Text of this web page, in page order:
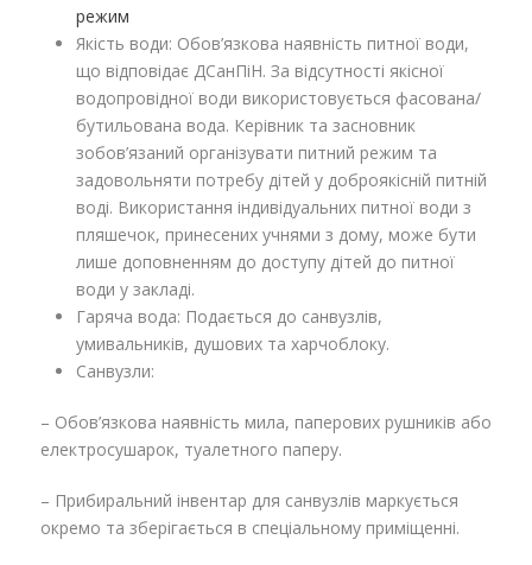
режим
Якість води: Обов’язкова наявність питної води,
що відповідає ДСанПіН. За відсутності якісної
водопровідної води використовується фасована/
бутильована вода. Керівник та засновник
зобов’язаний організувати питний режим та
задовольняти потребу дітей у доброякісній питній
воді. Використання індивідуальних питної води з
пляшечок, принесених учнями з дому, може бути
лише доповненням до доступу дітей до питної
води у закладі.
Гаряча вода: Подається до санвузлів,
умивальників, душових та харчоблоку.
Санвузли:
– Обов’язкова наявність мила, паперових рушників або
електросушарок, туалетного паперу.
– Прибиральний інвентар для санвузлів маркується
окремо та зберігається в спеціальному приміщенні.